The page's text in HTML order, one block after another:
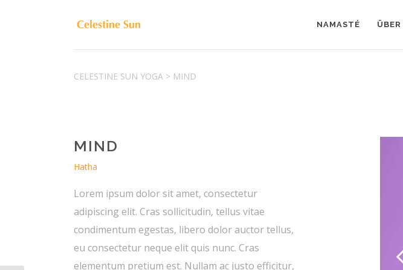
NAMASTÉ
CELESTINE SUN YOGA > MIND
MIND
Hatha
Lorem ipsum dolor sit amet, consectetur
adipiscing elit. Cras sollicitudin, tellus vitae
condimentum egestas, libero dolor auctor tellus,
eu consectetur neque elit quis nunc. Cras
elementum pretium est. Nullam ac justo efficitur,